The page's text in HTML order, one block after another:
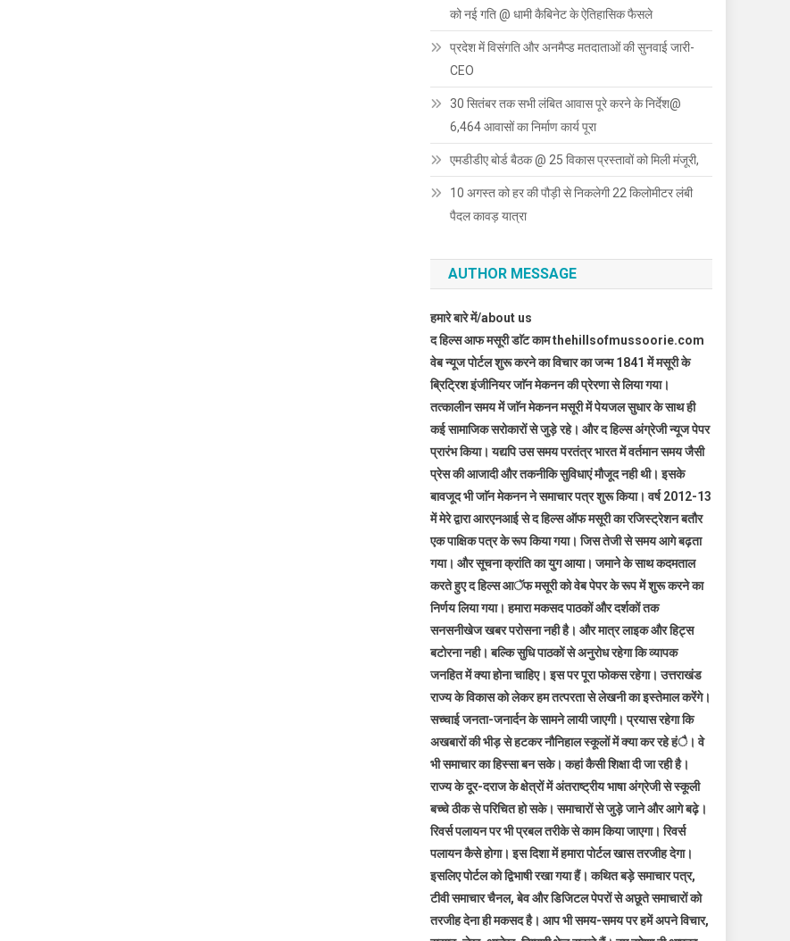
को नई गति @ धामी कैबिनेट के ऐतिहासिक फैसले
प्रदेश में विसंगति और अनमैप्ड मतदाताओं की सुनवाई जारी-
CEO
30 सितंबर तक सभी लंबित आवास पूरे करने के निर्देश@
6,464 आवासों का निर्माण कार्य पूरा
एमडीडीए बोर्ड बैठक @ 25 विकास प्रस्तावों को मिली मंजूरी,
10 अगस्त को हर की पौड़ी से निकलेगी 22 किलोमीटर लंबी
पैदल कावड़ यात्रा
AUTHOR MESSAGE
हमारे बारे में/about us
द हिल्स आफ मसूरी डाॅट काम thehillsofmussoorie.com
वेब न्यूज पोर्टल शुरू करने का विचार का जन्म 1841 में मसूरी के
ब्रिट्रिश इंजीनियर जाॅन मेकनन की प्रेरणा से लिया गया।
तत्कालीन समय में जाॅन मेकनन मसूरी में पेयजल सुधार के साथ ही
कई सामाजिक सरोकारों से जुड़े रहे। और द हिल्स अंग्रेजी न्यूज पेपर
प्रारंभ किया। यद्यपि उस समय परतंत्र भारत में वर्तमान समय जैसी
प्रेस की आजादी और तकनीकि सुविधाएं मौजूद नही थी। इसके
बावजूद भी जाॅन मेकनन ने समाचार पत्र शुरू किया। वर्ष 2012-13
में मेरे द्वारा आरएनआई से द हिल्स ऑफ मसूरी का रजिस्ट्रेशन बतौर
एक पाक्षिक पत्र के रूप किया गया। जिस तेजी से समय आगे बढ़ता
गया। और सूचना क्रांति का युग आया। जमाने के साथ कदमताल
करते हुए द हिल्स आॅफ मसूरी को वेब पेपर के रूप में शुरू करने का
निर्णय लिया गया। हमारा मकसद पाठकों और दर्शकों तक
सनसनीखेज खबर परोसना नही है। और मात्र लाइक और हिट्स
बटोरना नही। बल्कि सुधि पाठकों से अनुरोध रहेगा कि व्यापक
जनहित में क्या होना चाहिए। इस पर पूरा फोकस रहेगा। उत्तराखंड
राज्य के विकास को लेकर हम तत्परता से लेखनी का इस्तेमाल करेंगे।
सच्चाई जनता-जनार्दन के सामने लायी जाएगी। प्रयास रहेगा कि
अखबारों की भीड़ से हटकर नौनिहाल स्कूलों में क्या कर रहे हंै। वे
भी समाचार का हिस्सा बन सके। कहां कैसी शिक्षा दी जा रही है।
राज्य के दूर-दराज के क्षेत्रों में अंतराष्ट्रीय भाषा अंग्रेजी से स्कूली
बच्चे ठीक से परिचित हो सके। समाचारों से जुड़े जाने और आगे बढ़े।
रिवर्स पलायन पर भी प्रबल तरीके से काम किया जाएगा। रिवर्स
पलायन कैसे होगा। इस दिशा में हमारा पोर्टल खास तरजीह देगा।
इसलिए पोर्टल को द्विभाषी रखा गया हैं। कथित बड़े समाचार पत्र,
टीवी समाचार चैनल, बेव और डिजिटल पेपरों से अछूते समाचारों को
तरजीह देना ही मकसद है। आप भी समय-समय पर हमें अपने विचार,